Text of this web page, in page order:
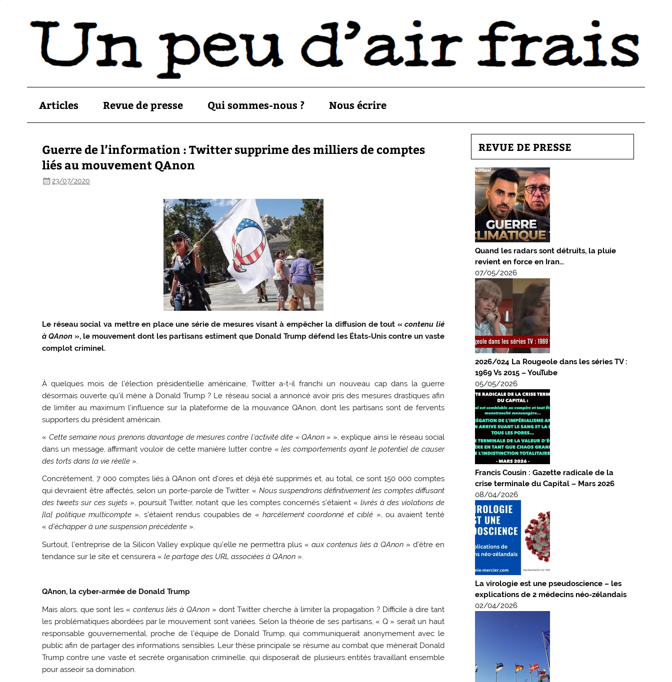
Articles Revue de presse Qui sommes-nous ? Nous écrire
Guerre de l’information : Twitter supprime des milliers de comptes
liés au mouvement QAnon
23/07/2020
Le réseau social va mettre en place une série de mesures visant à empêcher la diffusion de tout «contenu lié
à QAnon », le mouvement dont les partisans estiment que Donald Trump défend les États-Unis contre un vaste
complot criminel.
À quelques mois de l’élection présidentielle américaine, Twitter a-t-il franchi un nouveau cap dans la guerre
désormais ouverte qu’il mène à Donald Trump ? Le réseau social a annoncé avoir pris des mesures drastiques afin
de limiter au maximum l’influence sur la plateforme de la mouvance QAnon, dont les partisans sont de fervents
supporters du président américain.
« Cette semaine nous prenons davantage de mesures contre l’activité dite « QAnon » », explique ainsi le réseau social
dans un message, affirmant vouloir de cette manière lutter contre «les comportements ayant le potentiel de causer
des torts dans la vie réelle ».
Concrètement, 7 000 comptes liés à QAnon ont d’ores et déjà été supprimés et, au total, ce sont 150 000 comptes
qui devraient être affectés, selon un porte-parole de Twitter. « Nous suspendrons définitivement les comptes diffusant
des tweets sur ces sujets », poursuit Twitter, notant que les comptes concernés s’étaient « livrés à des violations de
[la] politique multicompte », s’étaient rendus coupables de « harcèlement coordonné et ciblé », ou avaient tenté
«d’échapper à une suspension précédente ».
Surtout, l’entreprise de la Silicon Valley explique qu’elle ne permettra plus « aux contenus liés à QAnon» d’être en
tendance sur le site et censurera «le partage des URL associées à QAnon ».
QAnon, la cyber-armée de Donald Trump
Mais alors, que sont les « contenus liés à QAnon » dont Twitter cherche à limiter la propagation ? Difficile à dire tant
les problématiques abordées par le mouvement sont variées. Selon la théorie de ses partisans, « Q » serait un haut
responsable gouvernemental, proche de l’équipe de Donald Trump, qui communiquerait anonymement avec le
public afin de partager des informations sensibles. Leur thèse principale se résume au combat que mènerait Donald
Trump contre une vaste et secrète organisation criminelle, qui disposerait de plusieurs entités travaillant ensemble
pour asseoir sa domination.
REVUE DE PRESSE
Quand les radars sont détruits, la pluie
revient en force en Iran…
07/05/2026
2026/024 La Rougeole dans les séries TV :
1969 Vs 2015 – YouTube
05/05/2026
Francis Cousin : Gazette radicale de la
crise terminale du Capital – Mars 2026
08/04/2026
La virologie est une pseudoscience – les
explications de 2 médecins néo-zélandais
02/04/2026